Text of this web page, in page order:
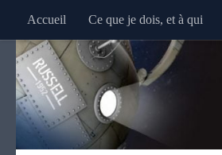
Au dessous du contenu
Accueil Ce que je dois, et à qui